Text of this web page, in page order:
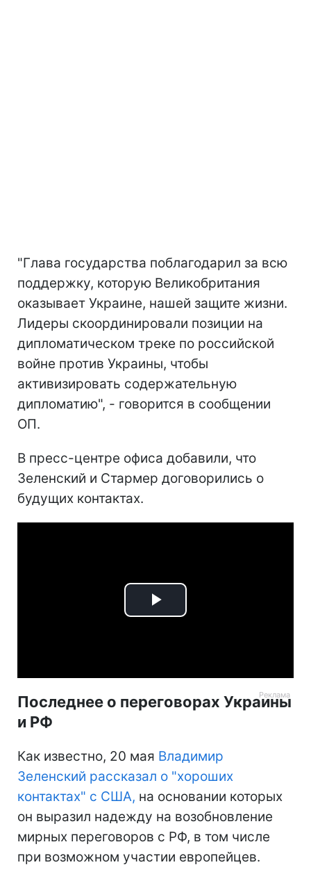
"Глава государства поблагодарил за всю
поддержку, которую Великобритания
оказывает Украине, нашей защите жизни.
Лидеры скоординировали позиции на
дипломатическом треке по российской
войне против Украины, чтобы
активизировать содержательную
дипломатию", - говорится в сообщении
ОП.
В пресс-центре офиса добавили, что
Зеленский и Стармер договорились о
будущих контактах.
Play
Последнее о переговорах Украины
и РФ
Как известно, 20 мая Владимир
Зеленский рассказал о "хороших
контактах" с США, на основании которых
он выразил надежду на возобновление
мирных переговоров с РФ, в том числе
при возможном участии европейцев.